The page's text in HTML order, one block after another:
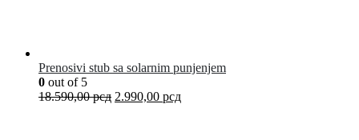
Prenosivi stub sa solarnim punjenjem
0 out of 5
18.590,00рсд 2.990,00 рсд